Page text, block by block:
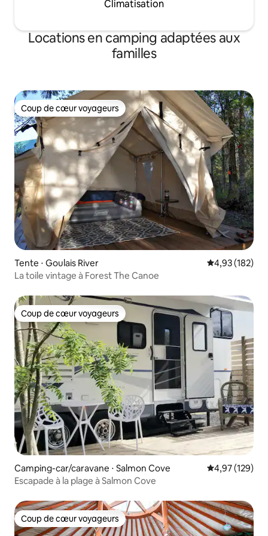
Climatisation
Locations en camping adaptées aux
familles
Coup de cœur voyageurs
Coup de cœur voyageurs
Tente ⋅ Goulais River Évaluation
4,93 (182)
La toile vintage à Forest The Canoe
Coup de cœur voyageurs
Coup de cœur voyageurs
Camping-car/caravane ⋅ Salmon Cove Évaluation
4,97 (129)
Escapade à la plage à Salmon Cove
Coup de cœur voyageurs
Coup de cœur voyageurs